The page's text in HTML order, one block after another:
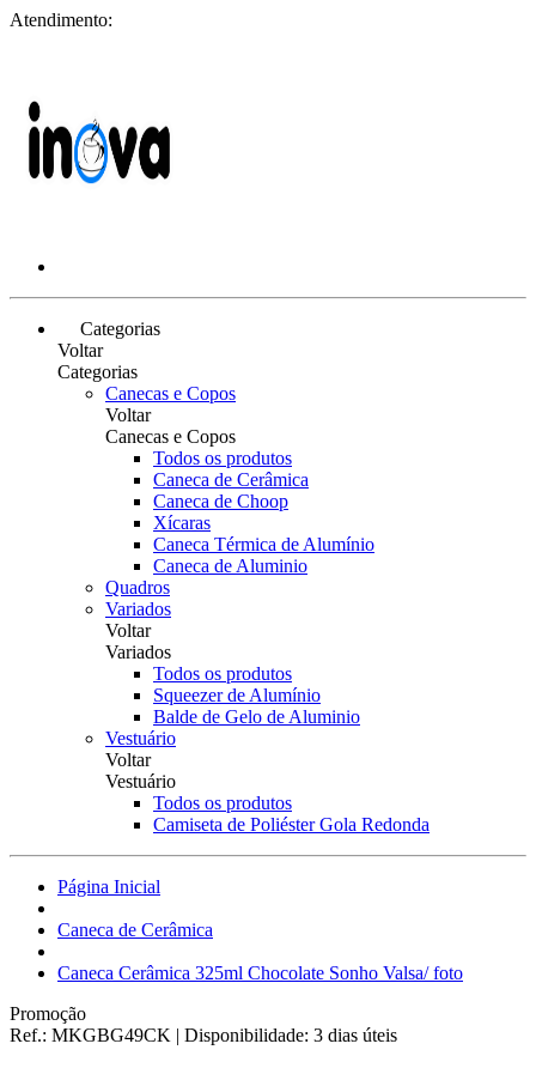
Atendimento:
Categorias
Voltar
Categorias
Canecas e Copos
Voltar
Canecas e Copos
Todos os produtos
Caneca de Cerâmica
Caneca de Choop
Xícaras
Caneca Térmica de Alumínio
Caneca de Aluminio
Quadros
Variados
Voltar
Variados
Todos os produtos
Squeezer de Alumínio
Balde de Gelo de Aluminio
Vestuário
Voltar
Vestuário
Todos os produtos
Camiseta de Poliéster Gola Redonda
Página Inicial
Caneca de Cerâmica
Caneca Cerâmica 325ml Chocolate Sonho Valsa/ foto
Promoção
Ref.: MKGBG49CK | Disponibilidade: 3 dias úteis